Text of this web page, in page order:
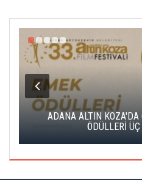
ADANA ALTIN
ÖDÜLLERİ